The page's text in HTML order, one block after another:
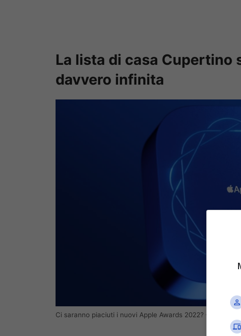
La lista di casa Cupertino
davvero infinita
Ci saranno piaciuti i nuovi Apple Awards 2022? –